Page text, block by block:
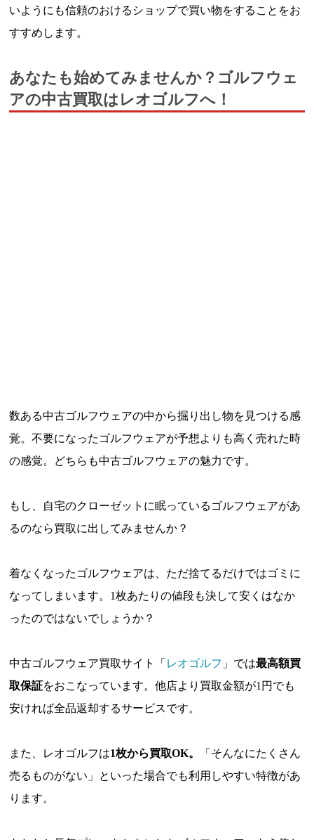
いようにも信頼のおけるショップで買い物をすることをお
すすめします。
あなたも始めてみませんか？ゴルフウェ
アの中古買取はレオゴルフへ！
数ある中古ゴルフウェアの中から掘り出し物を見つける感
覚。不要になったゴルフウェアが予想よりも高く売れた時
の感覚。どちらも中古ゴルフウェアの魅力です。
もし、自宅のクローゼットに眠っているゴルフウェアがあ
るのなら買取に出してみませんか？
着なくなったゴルフウェアは、ただ捨てるだけではゴミに
なってしまいます。1枚あたりの値段も決して安くはなか
ったのではないでしょうか？
中古ゴルフウェア買取サイト「 レオゴルフ 」では最高額買
取保証をおこなっています。他店より買取金額が1円でも
安ければ全品返却するサービスです。
また、レオゴルフは1枚から買取OK。
「そんなにたくさん
売るものがない」といった場合でも利用しやすい特徴があ
ります。